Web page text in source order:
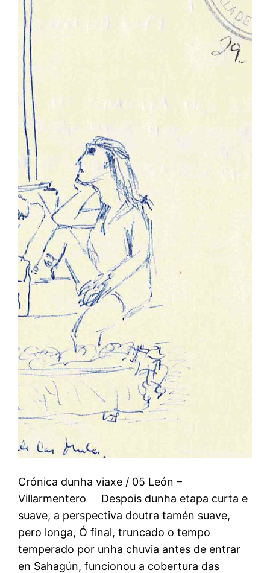
Crónica dunha viaxe / 05 León –
Villarmentero Despois dunha etapa curta e
suave, a perspectiva doutra tamén suave,
pero longa, Ó final, truncado o tempo
temperado por unha chuvia antes de entrar
en Sahagún, funcionou a cobertura das